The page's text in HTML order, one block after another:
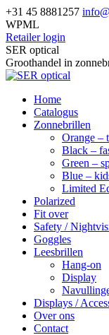
Skip
to
content
+31 45 8881257
WPML
Retailer login
Facebook
page
opens
new
window
SER optical
Groothandel in
Home
Catalogus
Zonnebrillen
Orange –
Black –
Green –
Blue –
Limited
Polarized
Fit over
Safety /
Goggles
Leesbrillen
Hang-on
Display
Displays /
Over ons
Contact